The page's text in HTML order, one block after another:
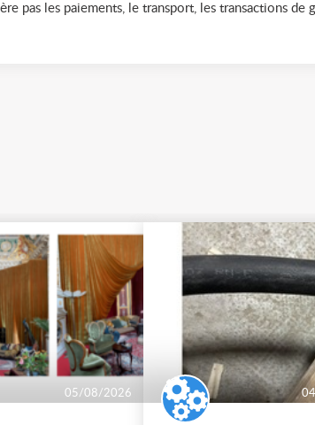
pas les paiements, le transport, les transactions
05/08/2026